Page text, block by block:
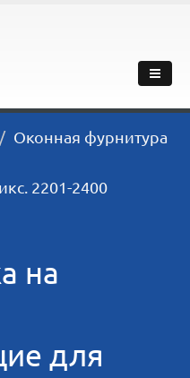
Оконная фурнитура
2201-2400
на
для